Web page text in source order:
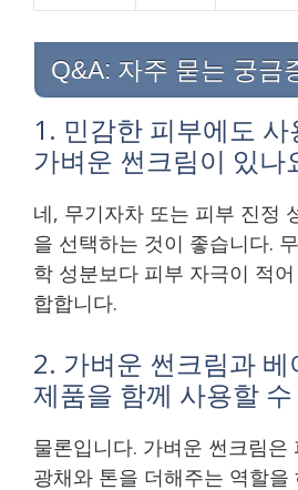
Q&A: 자주 묻는 궁금
1. 민감한 피부에도
가벼운 썬크림이 있나
네, 무기자차 또는 피부 진정
을 선택하는 것이 좋습니다.
학 성분보다 피부 자극이 적
합합니다.
2. 가벼운 썬크림과 베
제품을 함께 사용할
물론입니다. 가벼운 썬크림은
광채와 톤을 더해주는 역할을